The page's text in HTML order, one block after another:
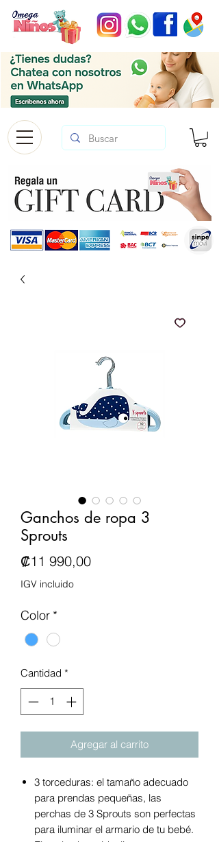
Ganchos de ropa 3
Sprouts
₡11 990,00Precio
IGV incluido
Color *
Cantidad *
Agregar al carrito
3 torceduras: el tamaño adecuado
para prendas pequeñas, las
perchas de 3 Sprouts son perfectas
para iluminar el armario de tu bebé.